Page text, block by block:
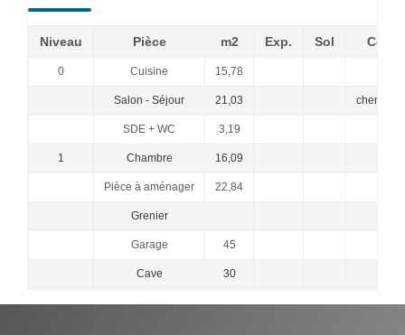
Niveau Pièce m2 Exp. Sol
0 Cuisine 15,78
Salon - Séjour 21,03
SDE + WC 3,19
1 Chambre 16,09
Pièce à aménager 22,84
Grenier
Garage 45
Cave 30